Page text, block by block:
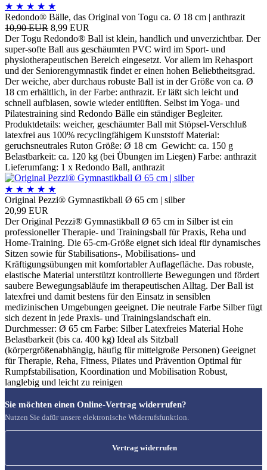
★ ★ ★ ★ ★
Redondo® Bälle, das Original von Togu ca. Ø 18 cm | anthrazit
10,90 EUR 8,99 EUR
Der Togu Redondo® Ball ist klein, handlich und unverzichtbar. Der
super-softe Ball aus geschäumten PVC wird im Sport- und
physiotherapeutischen Bereich eingesetzt. Vor allem im Rehasport
und der Seniorengymnastik findet er einen hohen Beliebtheitsgrad.
Der weiche, aber durchaus robuste Ball ist in der Größe von ca. Ø
18 cm erhältlich, in der Farbe: anthrazit. Er läßt sich leicht und
schnell aufblasen, sowie wieder entlüften. Selbst im Yoga- und
Pilatestraining sind Redondo Bälle ein ständiger Begleiter.
Produktdetails: weicher, geschäumter Ball mit Stöpsel-Verschluß
latexfrei aus 100% recyclingfähigem Kunststoff Material:
geruchsneutrales Ruton Größe: Ø 18 cm Gewicht: ca. 150 g
Belastbarkeit: ca. 120 kg (bei Übungen im Liegen) Farbe: anthrazit
Lieferumfang: 1 x Redondo Ball, anthrazit
★ ★ ★ ★ ★
Original Pezzi® Gymnastikball Ø 65 cm | silber
20,99 EUR
Der Original Pezzi® Gymnastikball Ø 65 cm in Silber ist ein
professioneller Therapie- und Trainingsball für Praxis, Reha und
Home-Training. Die 65-cm-Größe eignet sich ideal für dynamisches
Sitzen sowie für Stabilisations-, Mobilisations- und
Kräftigungsübungen mit komfortabler Auflagefläche. Das robuste,
elastische Material unterstützt kontrollierte Bewegungen und fördert
saubere Bewegungsabläufe im therapeutischen Alltag. Der Ball ist
latexfrei und damit bestens für den Einsatz in sensiblen
medizinischen Umgebungen geeignet. Die neutrale Farbe Silber fügt
sich dezent in jede Praxis- und Trainingslandschaft ein.
Durchmesser: Ø 65 cm Farbe: Silber Latexfreies Material Hohe
Belastbarkeit (bis ca. 400 kg) Ideal als Sitzball
(körpergrößenabhängig, häufig für mittelgroße Personen) Geeignet
für Therapie, Reha, Fitness, Pilates und Prävention Optimal für
Rumpfstabilisation, Koordination und Mobilisation Robust,
langlebig und leicht zu reinigen
Sie möchten einen Online-Vertrag widerrufen?
Nutzen Sie dafür unsere elektronische Widerrufsfunktion.
Vertrag widerrufen